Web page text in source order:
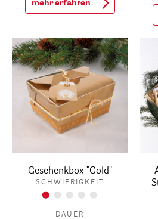
mehr erfahren
Geschenkbox "Gold"
SCHWIERIGKEIT
DAUER